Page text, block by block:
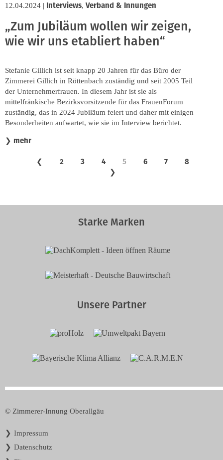
12.04.2024 | Interviews, Verband & Innungen
„Zum Jubiläum wollen wir zeigen,
wie wir uns etabliert haben“
Stefanie Gillich ist seit knapp 20 Jahren für das Büro der
Zimmerei Gillich in Röttenbach zuständig und seit 2005 Teil
der Unternehmerfrauen. In diesem Jahr ist sie als
mittelfränkische Bezirksvorsitzende für das FrauenForum
zuständig, das in 2024 Jubiläum feiert und daher mit einigen
Besonderheiten aufwartet, wie sie im Interview berichtet.
❯ mehr
❮ 2 3 4 5 6 7
8
❯
Starke Marken
Unsere Partner
© Zimmerer-Innung Oberallgäu
Navigation
Impressum
Datenschutz